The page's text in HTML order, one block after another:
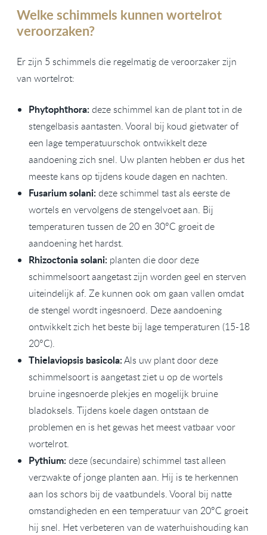
Welke schimmels kunnen wortelrot
veroorzaken?
Er zijn 5 schimmels die regelmatig de veroorzaker zijn
van wortelrot:
Phytophthora: deze schimmel kan de plant tot in de
stengelbasis aantasten. Vooral bij koud gietwater of
een lage temperatuurschok ontwikkelt deze
aandoening zich snel. Uw planten hebben er dus het
meeste kans op tijdens koude dagen en nachten.
Fusarium solani: deze schimmel tast als eerste de
wortels en vervolgens de stengelvoet aan. Bij
temperaturen tussen de 20 en 30°C groeit de
aandoening het hardst.
Rhizoctonia solani: planten die door deze
schimmelsoort aangetast zijn worden geel en sterven
uiteindelijk af. Ze kunnen ook om gaan vallen omdat
de stengel wordt ingesnoerd. Deze aandoening
ontwikkelt zich het beste bij lage temperaturen (15-18
20°C).
Thielaviopsis basicola:Als uw plant door deze
schimmelsoort is aangetast ziet u op de wortels
bruine ingesnoerde plekjes en mogelijk bruine
bladoksels. Tijdens koele dagen ontstaan de
problemen en is het gewas het meest vatbaar voor
wortelrot.
Pythium: deze (secundaire) schimmel tast alleen
verzwakte of jonge planten aan. Hij is te herkennen
aan los schors bij de vaatbundels. Vooral bij natte
omstandigheden en een temperatuur van 20°C groeit
hij snel. Het verbeteren van de waterhuishouding kan